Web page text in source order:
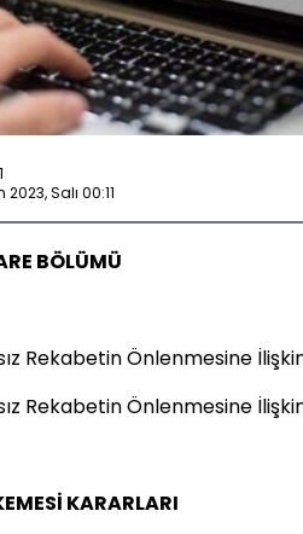
2023, Salı 00:11
BÖLÜMÜ
Rekabetin Önlenmesine
Rekabetin Önlenmesine
KARARLARI